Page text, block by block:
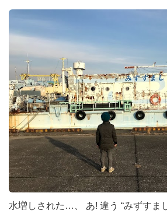
水増しされた…、 あ! 違う “みずすま